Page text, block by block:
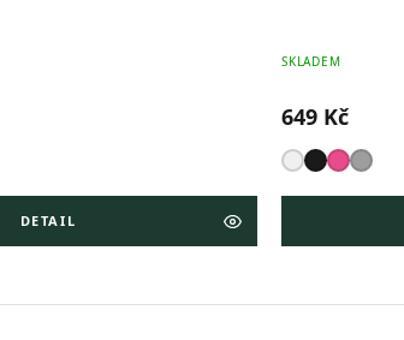
DETAIL
SKLADEM
649 Kč